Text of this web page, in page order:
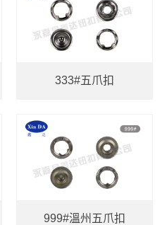
333#五爪扣
999#溫州五爪扣